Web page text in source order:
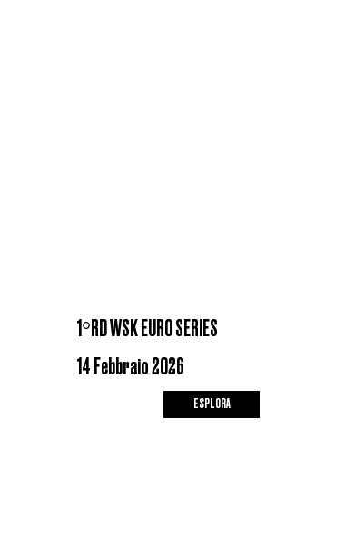
1°RD WSK EURO SERIES
14 Febbraio 2026
ESPLORA